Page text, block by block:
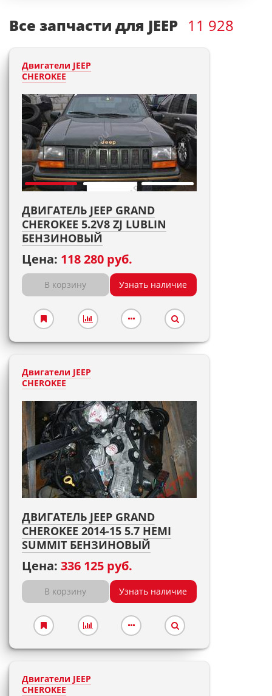
Все запчасти для JEEP 11 928
Двигатели JEEP
CHEROKEE
ДВИГАТЕЛЬ JEEP GRAND
CHEROKEE 5.2V8 ZJ LUBLIN
БЕНЗИНОВЫЙ
Цена: 118 280 руб.
В корзину Узнать наличие
Двигатели JEEP
CHEROKEE
ДВИГАТЕЛЬ JEEP GRAND
CHEROKEE 2014-15 5.7 HEMI
SUMMIT БЕНЗИНОВЫЙ
Цена: 336 125 руб.
В корзину Узнать наличие
Двигатели JEEP
CHEROKEE